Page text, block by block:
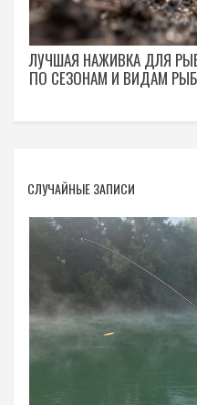
ЛУЧШАЯ НАЖИВКА ДЛЯ
ПО СЕЗОНАМ И ВИДАМ
СЛУЧАЙНЫЕ ЗАПИСИ